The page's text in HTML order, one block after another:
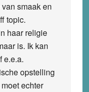
smaak en
topic.
haar religie
is. Ik kan
e.e.a.
opstelling
echter